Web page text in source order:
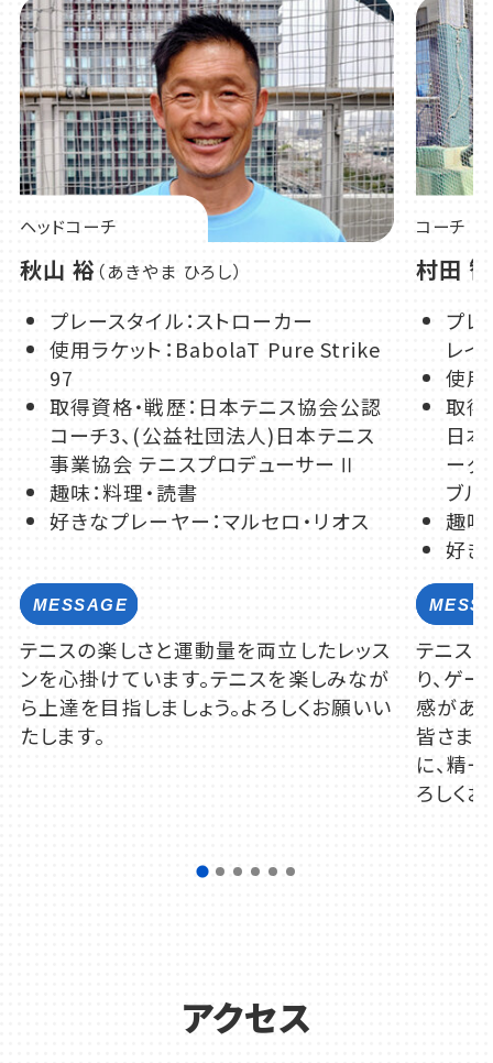
ヘッドコーチ
秋山 裕 （あきやま ひろし）
プレースタイル：ストローカー
使用ラケット：BabolaT Pure Strike
97
取得資格・戦歴：日本テニス協会公認
コーチ3、(公益社団法人)日本テニス
事業協会 テニスプロデューサーⅡ
趣味：料理・読書
好きなプレーヤー：マルセロ・リオス
テニスの楽しさと運動量を両立したレッス
ンを心掛けています。テニスを楽しみなが
ら上達を目指しましょう。よろしくお願いい
たします。
コーチ
村田
プレ
レイ
使用
取得
日
ーダ
ブル
趣味
好き
テニス
り、ゲ
感があ
皆さま
に、精
ろしく
アクセス